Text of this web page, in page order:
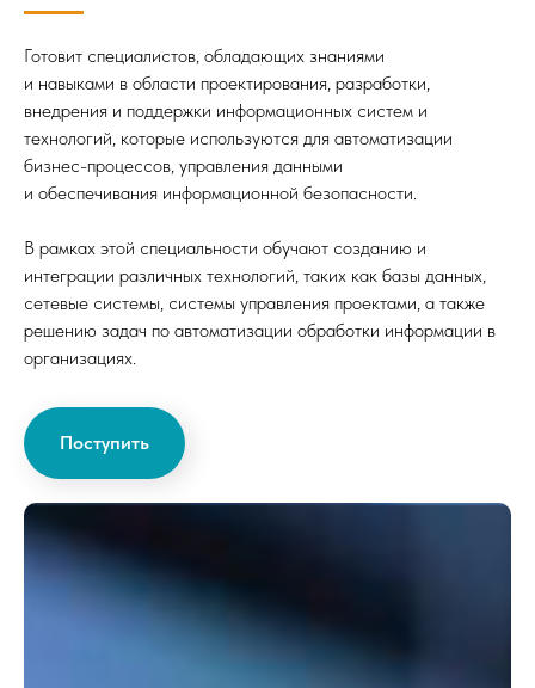
Готовит специалистов, обладающих знаниями
и навыками в области проектирования, разработки,
внедрения и поддержки информационных систем и
технологий, которые используются для автоматизации
бизнес-процессов, управления данными
и обеспечивания информационной безопасности.
В рамках этой специальности обучают созданию и
интеграции различных технологий, таких как базы данных,
сетевые системы, системы управления проектами, а также
решению задач по автоматизации обработки информации в
организациях.
Поступить